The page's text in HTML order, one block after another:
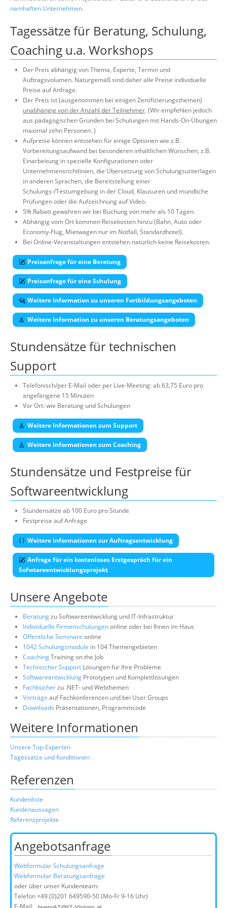
Suche
namhaften Unternehmen.
Tagessätze für Beratung, Schulung,
Coaching u.a. Workshops
Der Preis abhängig von Thema, Experte, Termin und
Auftragsvolumen. Naturgemäß sind daher alle Preise individuelle
Preise auf Anfrage.
Der Preis ist (ausgenommen bei einigen Zertifizierungsthemen)
unabhängig von der Anzahl der Teilnehmer. (Wir empfehlen jedoch
aus pädagogischen Gründen bei Schulungen mit Hands-On-Übungen
maximal zehn Personen. )
Aufpreise können entstehen für einige Optionen wie z.B.
Vorbereitungsaufwand bei besonderen inhaltlichen Wünschen, z.B.
Einarbeitung in spezielle Konfigurationen oder
Unternehmensrichtlinien, die Übersetzung von Schulungsunterlagen
in anderen Sprachen, die Bereitstellung einer
Schulungs-/Testumgebung in der Cloud, Klausuren und mündliche
Prüfungen oder die Aufzeichnung auf Video.
5% Rabatt gewähren wir bei Buchung von mehr als 10 Tagen.
Abhängig vom Ort kommen Reisekosten hinzu (Bahn, Auto oder
Economy-Flug, Mietwagen nur im Notfall, Standardhotel).
Bei Online-Veranstaltungen entstehen natürlich keine Reisekosten.
Preisanfrage für eine Beratung
Preisanfrage für eine Schulung
Weitere Information zu unseren Fortbildungsangeboten
Weitere Information zu unseren Beratungsangeboten
Stundensätze für technischen
Support
Telefonisch/per E-Mail oder per Live-Meeting: ab 63,75 Euro pro
angefangene 15 Minuten
Vor Ort: wie Beratung und Schulungen
Weitere Informationen zum Support
Weitere Informationen zum Coaching
Stundensätze und Festpreise für
Softwareentwicklung
Stundensätze ab 100 Euro pro Stunde
Festpreise auf Anfrage
Weitere Informationen zur Auftragsentwicklung
Anfrage für ein kostenloses Erstgespräch für ein
Sofwtareentwicklungsprojekt
Unsere Angebote
Beratungzu Softwareentwicklung und IT-Infrastruktur
Individuelle Firmenschulungenonline oder bei Ihnen im Haus
Öffentliche Seminare online
1042 Schulungsmodule in 104 Themengebieten
CoachingTraining on the Job
Technischer Support Lösungen für Ihre Probleme
Softwareentwicklung Prototypen und Komplettlösungen
Fachbücherzu .NET- und Webthemen
Vorträge auf Fachkonferenzen und bei User Groups
Downloads Präsentationen, Programmcode
Weitere Informationen
Unsere Top-Experten
Tagessätze und Konditionen
Referenzen
Kundenliste
Kundenaussagen
Referenzprojekte
Angebotsanfrage
Webformular Schulungsanfrage
Webformular Beratungsanfrage
oder über unser Kundenteam:
Telefon+49 (0)201 649590-50(Mo-Fr 9-16 Uhr)
E-Mail: